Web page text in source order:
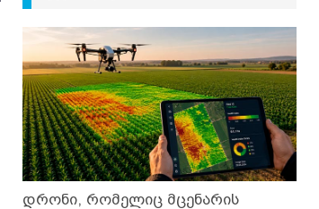
დრონი, რომელიც მცენარის